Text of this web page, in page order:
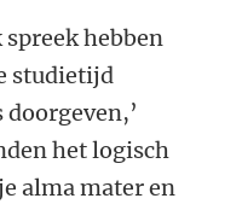
spreek hebben
studietijd
het logisch
alma mater en